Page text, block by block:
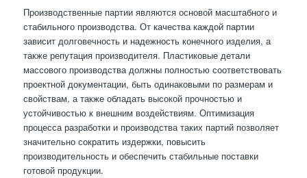
Производственные партии являются основой масштабного и
стабильного производства. От качества каждой партии
зависит долговечность и надежность конечного изделия, а
также репутация производителя. Пластиковые детали
массового производства должны полностью соответствовать
проектной документации, быть одинаковыми по размерам и
свойствам, а также обладать высокой прочностью и
устойчивостью к внешним воздействиям. Оптимизация
процесса разработки и производства таких партий позволяет
значительно сократить издержки, повысить
производительность и обеспечить стабильные поставки
готовой продукции.